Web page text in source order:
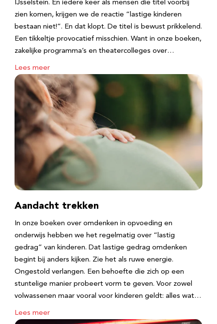
IJsselstein. En iedere keer als mensen die titel voorbij
zien komen, krijgen we de reactie “lastige kinderen
bestaan niet!”. En dat klopt. De titel is bewust prikkelend.
Een tikkeltje provocatief misschien. Want in onze boeken,
zakelijke programma’s en theatercolleges over…
Lees meer
Aandacht trekken
In onze boeken over omdenken in opvoeding en
onderwijs hebben we het regelmatig over “lastig
gedrag” van kinderen. Dat lastige gedrag omdenken
begint bij anders kijken. Zie het als ruwe energie.
Ongestold verlangen. Een behoefte die zich op een
stuntelige manier probeert vorm te geven. Voor zowel
volwassenen maar vooral voor kinderen geldt: alles wat…
Lees meer